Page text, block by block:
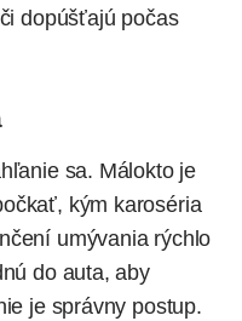
dopúšťajú počas
sa. Málokto je
kým karoséria
umývania rýchlo
do auta, aby
je správny postup.